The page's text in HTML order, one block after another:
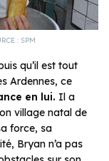
: SPM
qu’il est tout
Ardennes, ce
en lui. Il a
village natal de
force, sa
Bryan n’a pas